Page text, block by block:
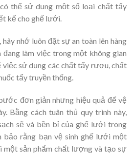
thể sử dụng một số loại chất tẩy
kế cho ghế lưới.
hãy nhớ luôn đặt sự an toàn lên hàng
làm việc trong một không gian
việc sử dụng các chất tẩy rượu, chất
tẩy truyền thống.
đơn giản nhưng hiệu quả để vệ
Bằng cách tuân thủ quy trình này,
sẽ và bền bỉ của ghế lưới trong
bảo rằng bạn vệ sinh ghế lưới một
một sản phẩm chất lượng và tạo sự